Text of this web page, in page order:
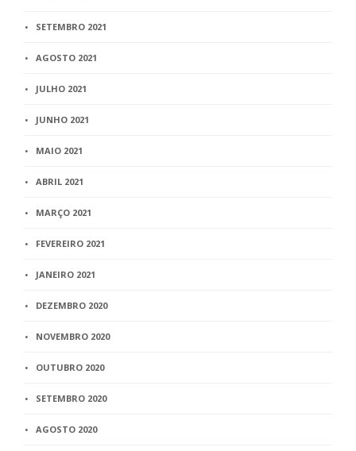
SETEMBRO 2021
AGOSTO 2021
JULHO 2021
JUNHO 2021
MAIO 2021
ABRIL 2021
MARÇO 2021
FEVEREIRO 2021
JANEIRO 2021
DEZEMBRO 2020
NOVEMBRO 2020
OUTUBRO 2020
SETEMBRO 2020
AGOSTO 2020